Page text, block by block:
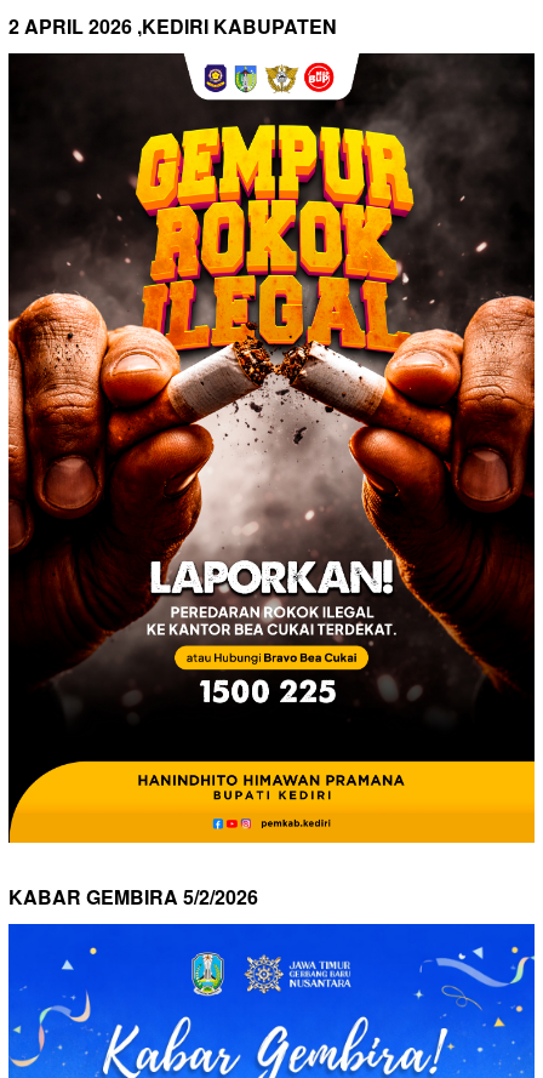
2 APRIL 2026 ,KEDIRI KABUPATEN
KABAR GEMBIRA 5/2/2026